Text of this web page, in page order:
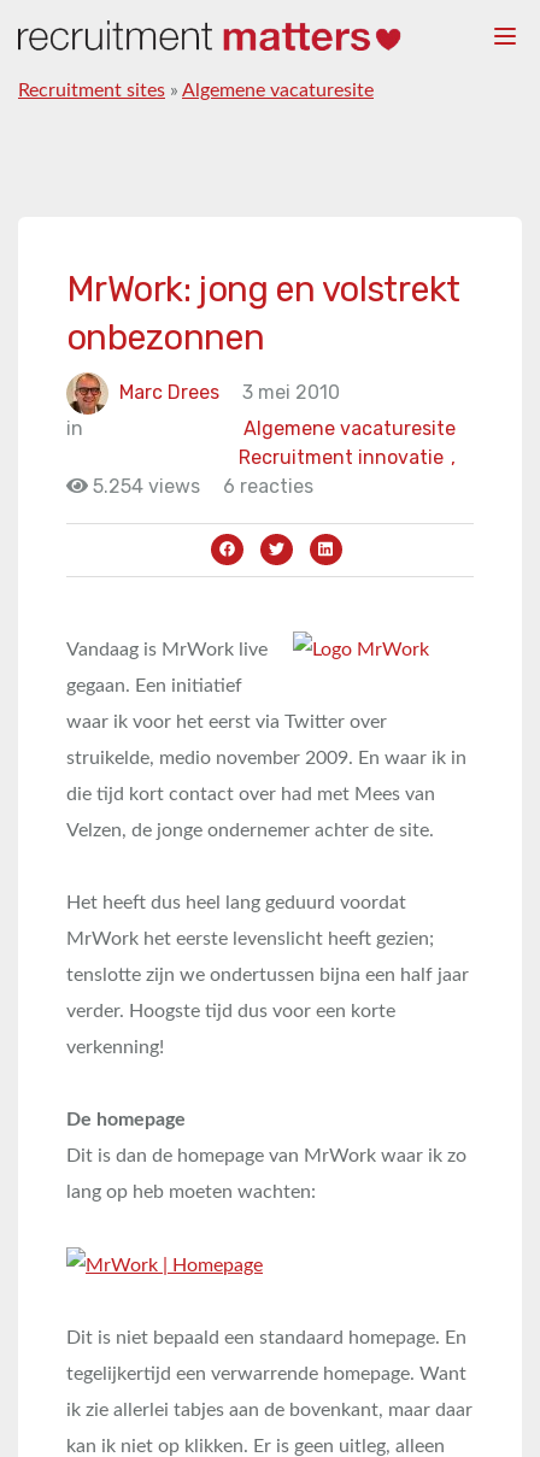
Recruitment sites » Algemene vacaturesite
MrWork: jong en volstrekt
onbezonnen
Marc Drees
3 mei 2010
in
Algemene vacaturesite
Recruitment innovatie ,
5.254 views
6 reacties
Vandaag is MrWork live
gegaan. Een initiatief
waar ik voor het eerst via Twitter over
struikelde, medio november 2009. En waar ik in
die tijd kort contact over had met Mees van
Velzen, de jonge ondernemer achter de site.
Het heeft dus heel lang geduurd voordat
MrWork het eerste levenslicht heeft gezien;
tenslotte zijn we ondertussen bijna een half jaar
verder. Hoogste tijd dus voor een korte
verkenning!
De homepage
Dit is dan de homepage van MrWork waar ik zo
lang op heb moeten wachten:
Dit is niet bepaald een standaard homepage. En
tegelijkertijd een verwarrende homepage. Want
ik zie allerlei tabjes aan de bovenkant, maar daar
kan ik niet op klikken. Er is geen uitleg, alleen